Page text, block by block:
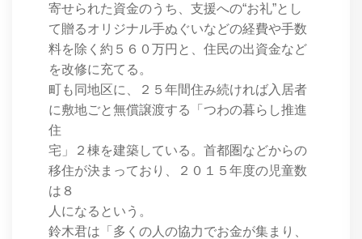
寄せられた資金のうち、支援への“お礼”とし
て贈るオリジナル手ぬぐいなどの経費や手数
料を除く約５６０万円と、住民の出資金など
を改修に充てる。
町も同地区に、２５年間住み続ければ入居者
に敷地ごと無償譲渡する「つわの暮らし推進
住
宅」２棟を建築している。首都圏などからの
移住が決まっており、２０１５年度の児童数
は８
人になるという。
鈴木君は「多くの人の協力でお金が集まり、